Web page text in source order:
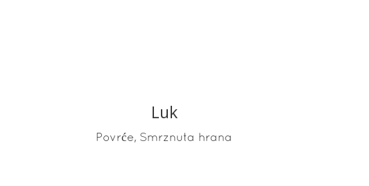
READ MORE
Luk
Povrće, Smrznuta hrana